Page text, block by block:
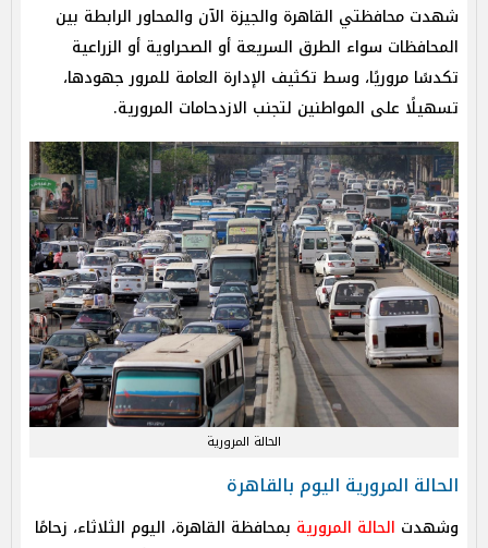
شهدت محافظتي القاهرة والجيزة الآن والمحاور الرابطة بين
المحافظات سواء الطرق السريعة أو الصحراوية أو الزراعية
تكدسًا مروريًا، وسط تكثيف الإدارة العامة للمرور جهودها،
تسهيلًا على المواطنين لتجنب الازدحامات المرورية.
الحالة المرورية
الحالة المرورية اليوم بالقاهرة
وشهدت الحالة المرورية بمحافظة القاهرة، اليوم الثلاثاء، زحامًا